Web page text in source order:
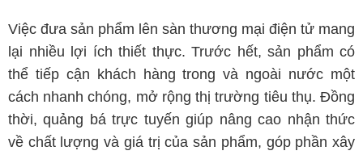
Việc đưa sản phẩm lên sàn thương mại điện tử mang
lại nhiều lợi ích thiết thực. Trước hết, sản phẩm có
thể tiếp cận khách hàng trong và ngoài nước một
cách nhanh chóng, mở rộng thị trường tiêu thụ. Đồng
thời, quảng bá trực tuyến giúp nâng cao nhận thức
về chất lượng và giá trị của sản phẩm, góp phần xây